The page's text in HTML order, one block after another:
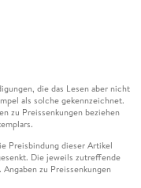
die das Lesen aber nicht
als solche gekennzeichnet.
zu Preissenkungen beziehen
Preisbindung dieser Artikel
Die jeweils zutreffende
zu Preissenkungen